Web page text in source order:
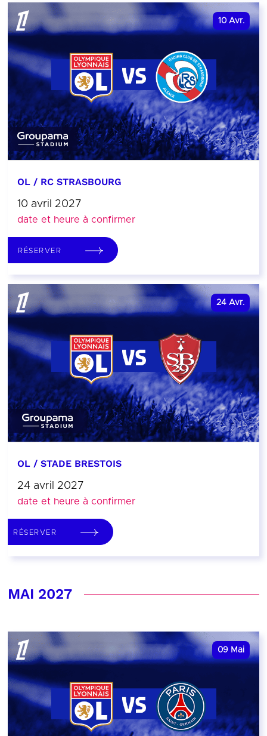
10 Avr.
OL / RC STRASBOURG
10 avril 2027
date et heure à confirmer
RÉSERVER
24 Avr.
OL / STADE BRESTOIS
24 avril 2027
date et heure à confirmer
RÉSERVER
MAI 2027
09 Mai